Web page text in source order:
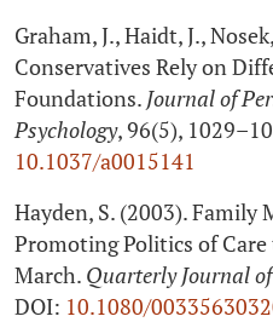
Graham, J., Haidt, J.,
Conservatives Rely on
Foundations. Journal of
Psychology, 96(5),
10.1037/a0015141
Hayden, S. (2003).
Promoting Politics of
March. Quarterly Journal of
DOI: 10.1080/